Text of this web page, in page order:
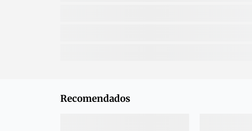
Recomendados